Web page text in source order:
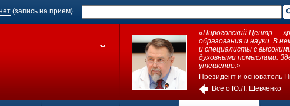
(запись на прием)
«Пироговский Центр —
образования и науки. В
и специалисты с
духовными помыслами.
утешение.»
Президент и основатель
Все о Ю.Л. Шевченко